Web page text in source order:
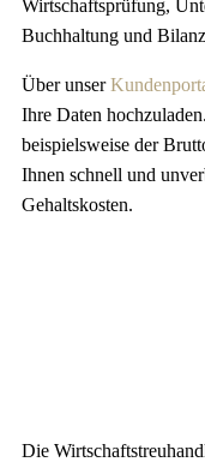
Wirtschaftsprüfung,
Buchhaltung und
Über unser
Ihre Daten
beispielsweise der
Ihnen schnell und
Gehaltskosten.
Die